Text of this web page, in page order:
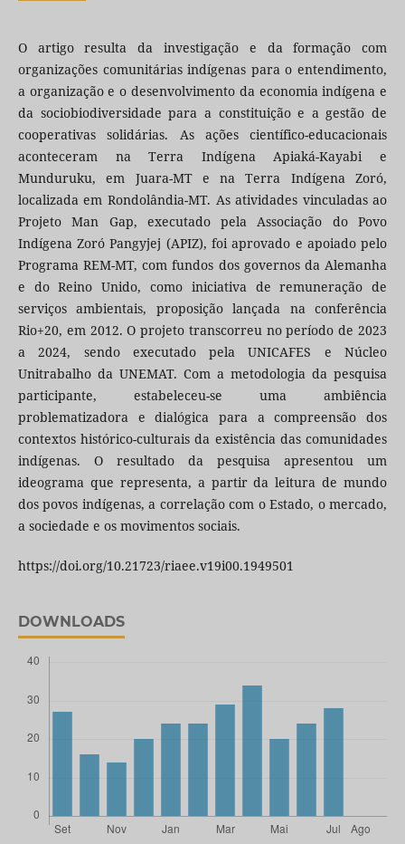
O artigo resulta da investigação e da formação com
organizações comunitárias indígenas para o entendimento,
a organização e o desenvolvimento da economia indígena e
da sociobiodiversidade para a constituição e a gestão de
cooperativas solidárias. As ações científico-educacionais
aconteceram na Terra Indígena Apiaká-Kayabi e
Munduruku, em Juara-MT e na Terra Indígena Zoró,
localizada em Rondolândia-MT. As atividades vinculadas ao
Projeto Man Gap, executado pela Associação do Povo
Indígena Zoró Pangyjej (APIZ), foi aprovado e apoiado pelo
Programa REM-MT, com fundos dos governos da Alemanha
e do Reino Unido, como iniciativa de remuneração de
serviços ambientais, proposição lançada na conferência
Rio+20, em 2012. O projeto transcorreu no período de 2023
a 2024, sendo executado pela UNICAFES e Núcleo
Unitrabalho da UNEMAT. Com a metodologia da pesquisa
participante, estabeleceu-se uma ambiência
problematizadora e dialógica para a compreensão dos
contextos histórico-culturais da existência das comunidades
indígenas. O resultado da pesquisa apresentou um
ideograma que representa, a partir da leitura de mundo
dos povos indígenas, a correlação com o Estado, o mercado,
a sociedade e os movimentos sociais.
https://doi.org/10.21723/riaee.v19i00.1949501
DOWNLOADS